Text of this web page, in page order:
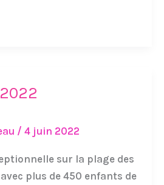
/ 4 juin 2022
sur la plage des
plus de 450 enfants de